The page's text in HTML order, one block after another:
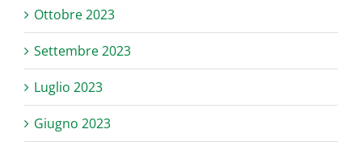
Ottobre 2023
Settembre 2023
Luglio 2023
Giugno 2023